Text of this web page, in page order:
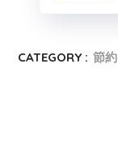
CATEGORY : 節約